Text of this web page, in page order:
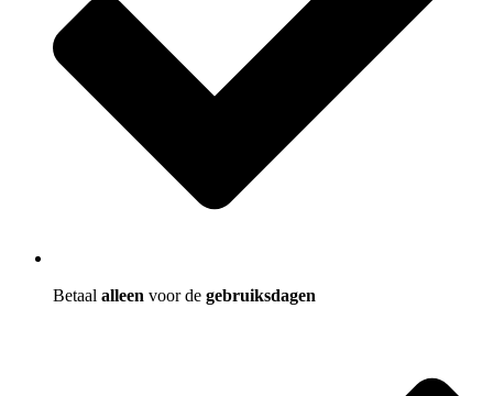
Betaal alleen voor de gebruiksdagen